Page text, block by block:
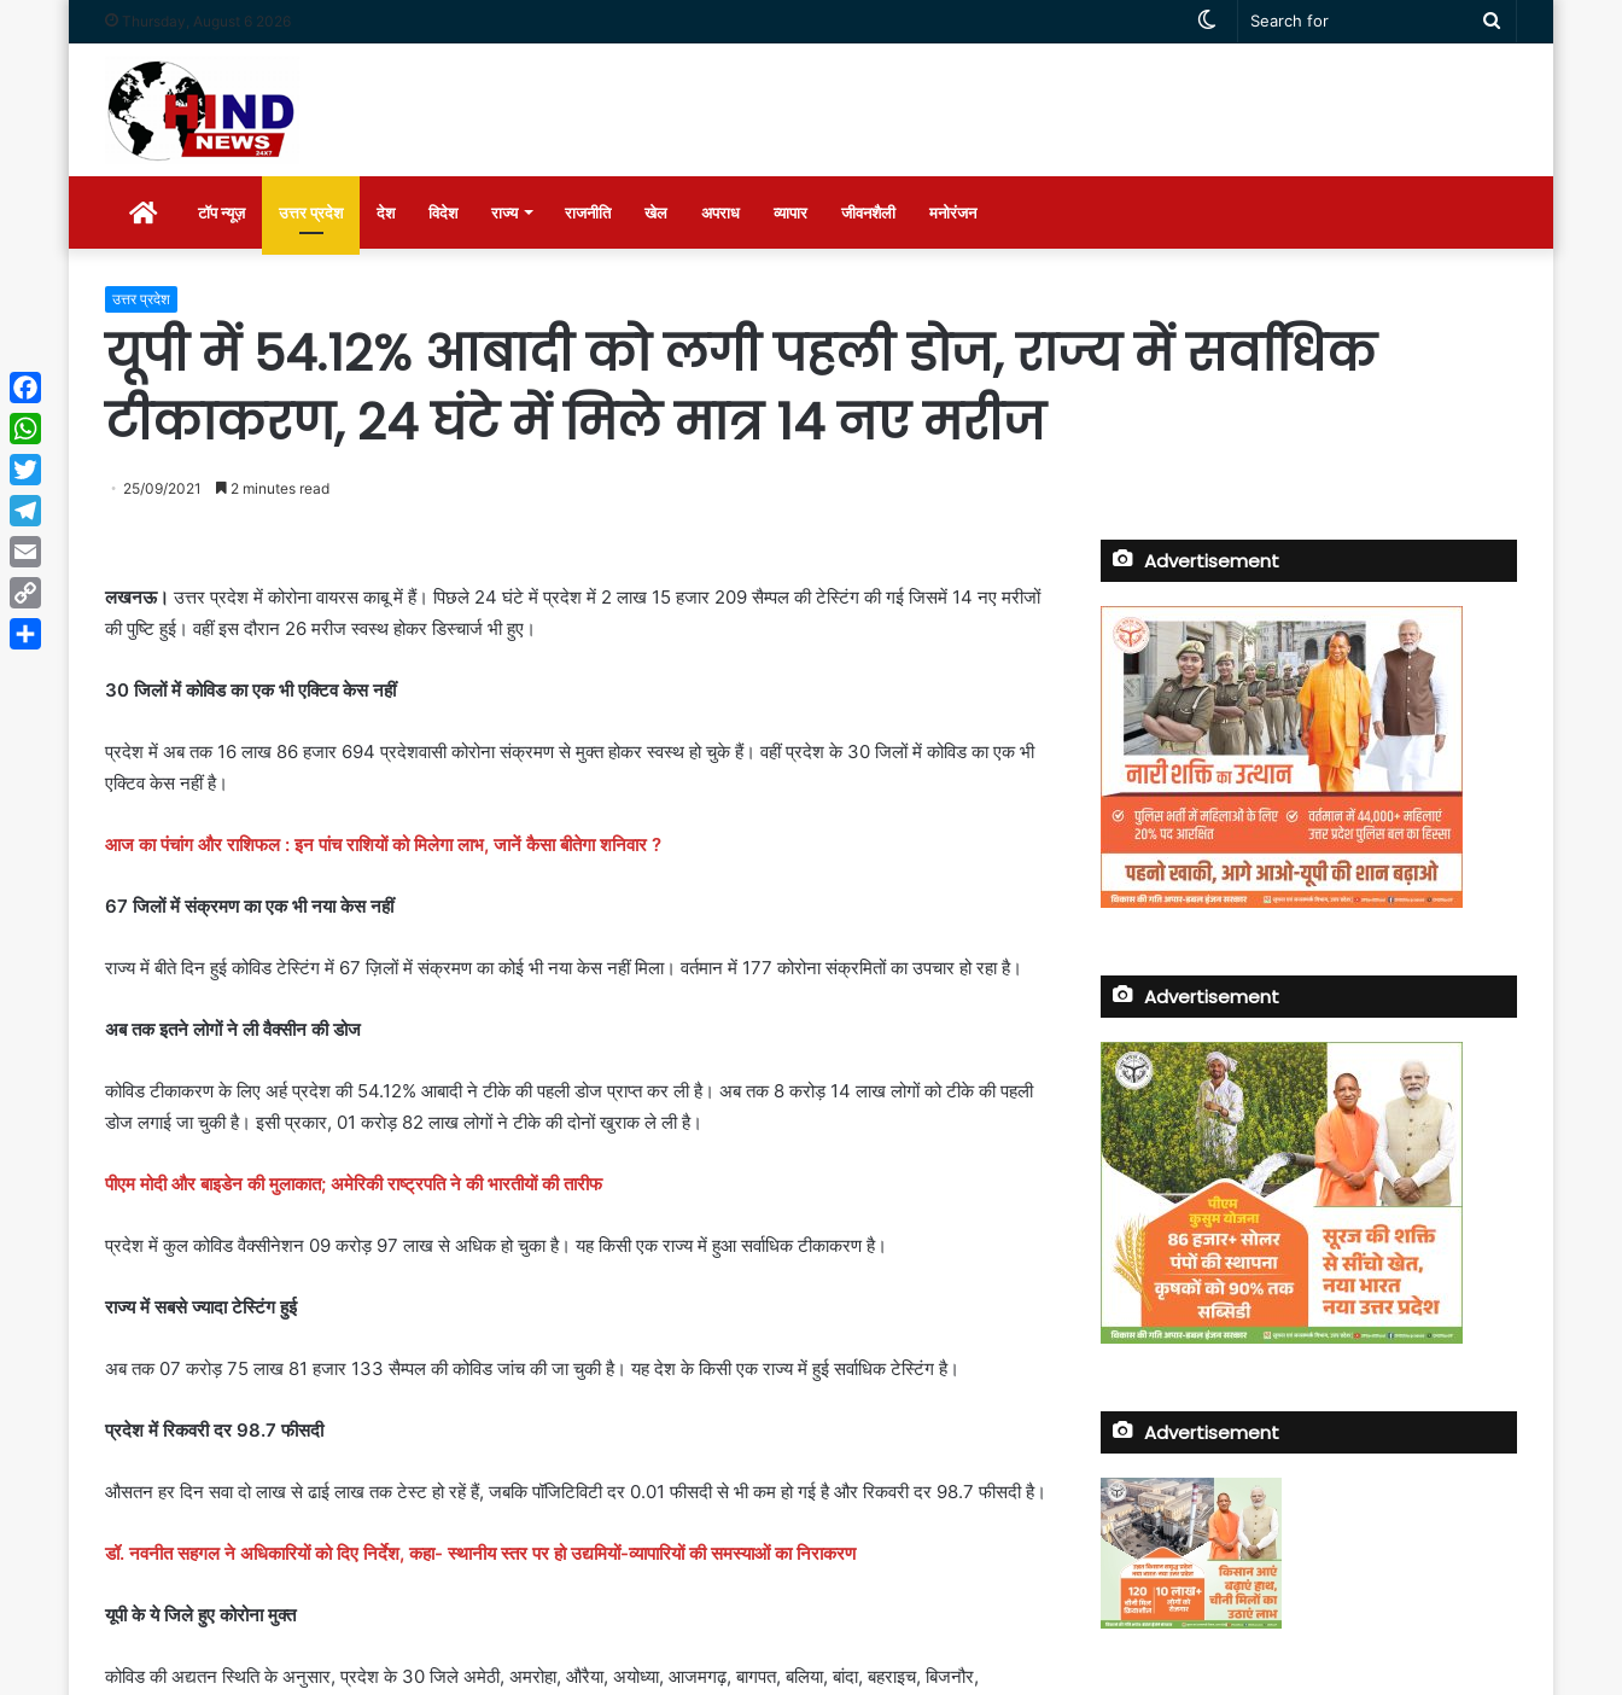
Thursday, August 6 2026
Search
Switch
Homeटॉप न्यूज़ उत्तर प्रदेश देश विदेश राज्य राजनीति खेल अपराध व्यापार जीवनशैली मनोरंजन
उत्तर प्रदेश
यूपी में 54.12% आबादी को लगी पहली डोज, राज्य में सर्वाधिक
टीकाकरण, 24 घंटे में मिले मात्र 14 नए मरीज
25/09/2021 2 minutes read
लखनऊ। उत्तर प्रदेश में कोरोना वायरस काबू में हैं। पिछले 24 घंटे में प्रदेश में 2 लाख 15 हजार 209 सैम्पल की टेस्टिंग की गई जिसमें 14 नए मरीजों
की पुष्टि हुई। वहीं इस दौरान 26 मरीज स्वस्थ होकर डिस्चार्ज भी हुए।
30 जिलों में कोविड का एक भी एक्टिव केस नहीं
प्रदेश में अब तक 16 लाख 86 हजार 694 प्रदेशवासी कोरोना संक्रमण से मुक्त होकर स्वस्थ हो चुके हैं। वहीं प्रदेश के 30 जिलों में कोविड का एक भी
एक्टिव केस नहीं है।
आज का पंचांग और राशिफल : इन पांच राशियों को मिलेगा लाभ, जानें कैसा बीतेगा शनिवार ?
67 जिलों में संक्रमण का एक भी नया केस नहीं
राज्य में बीते दिन हुई कोविड टेस्टिंग में 67 ज़िलों में संक्रमण का कोई भी नया केस नहीं मिला। वर्तमान में 177 कोरोना संक्रमितों का उपचार हो रहा है।
अब तक इतने लोगों ने ली वैक्सीन की डोज
कोविड टीकाकरण के लिए अर्ह प्रदेश की 54.12% आबादी ने टीके की पहली डोज प्राप्त कर ली है। अब तक 8 करोड़ 14 लाख लोगों को टीके की पहली
डोज लगाई जा चुकी है। इसी प्रकार, 01 करोड़ 82 लाख लोगों ने टीके की दोनों खुराक ले ली है।
पीएम मोदी और बाइडेन की मुलाकात; अमेरिकी राष्ट्रपति ने की भारतीयों की तारीफ
प्रदेश में कुल कोविड वैक्सीनेशन 09 करोड़ 97 लाख से अधिक हो चुका है। यह किसी एक राज्य में हुआ सर्वाधिक टीकाकरण है।
राज्य में सबसे ज्यादा टेस्टिंग हुई
अब तक 07 करोड़ 75 लाख 81 हजार 133 सैम्पल की कोविड जांच की जा चुकी है। यह देश के किसी एक राज्य में हुई सर्वाधिक टेस्टिंग है।
प्रदेश में रिकवरी दर 98.7 फीसदी
औसतन हर दिन सवा दो लाख से ढाई लाख तक टेस्ट हो रहें हैं, जबकि पॉजिटिविटी दर 0.01 फीसदी से भी कम हो गई है और रिकवरी दर 98.7 फीसदी है।
डॉ. नवनीत सहगल ने अधिकारियों को दिए निर्देश, कहा- स्थानीय स्तर पर हो उद्यमियों-व्यापारियों की समस्याओं का निराकरण
यूपी के ये जिले हुए कोरोना मुक्त
कोविड की अद्यतन स्थिति के अनुसार, प्रदेश के 30 जिले अमेठी, अमरोहा, औरैया, अयोध्या, आजमगढ़, बागपत, बलिया, बांदा, बहराइच, बिजनौर,
Advertisement
Advertisement
Advertisement
Facebook
WhatsApp
Twitter
Telegram
Email
Copy
Link